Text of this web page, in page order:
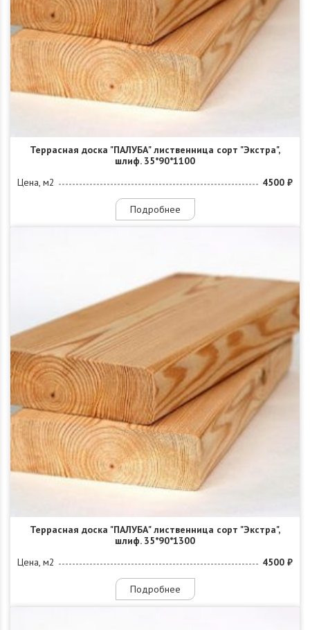
Террасная доска "ПАЛУБА" лиственница сорт "Экстра",
шлиф. 35*90*1100
Цена, м2
4500 ₽
Подробнее
Террасная доска "ПАЛУБА" лиственница сорт "Экстра",
шлиф. 35*90*1300
Цена, м2
4500 ₽
Подробнее